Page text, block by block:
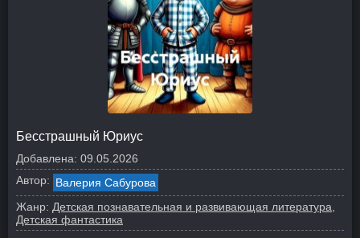
Бесстрашный Юриус
Добавлена: 09.05.2026
Автор: Валерия Сабурова
Жанр: Детская познавательная и развивающая литература
Детская фантастика